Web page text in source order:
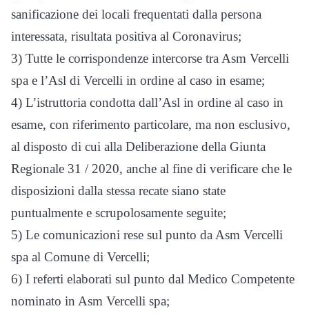
sanificazione dei locali frequentati dalla persona
interessata, risultata positiva al Coronavirus;
3) Tutte le corrispondenze intercorse tra Asm Vercelli
spa e l’Asl di Vercelli in ordine al caso in esame;
4) L’istruttoria condotta dall’Asl in ordine al caso in
esame, con riferimento particolare, ma non esclusivo,
al disposto di cui alla Deliberazione della Giunta
Regionale 31 / 2020, anche al fine di verificare che le
disposizioni dalla stessa recate siano state
puntualmente e scrupolosamente seguite;
5) Le comunicazioni rese sul punto da Asm Vercelli
spa al Comune di Vercelli;
6) I referti elaborati sul punto dal Medico Competente
nominato in Asm Vercelli spa;